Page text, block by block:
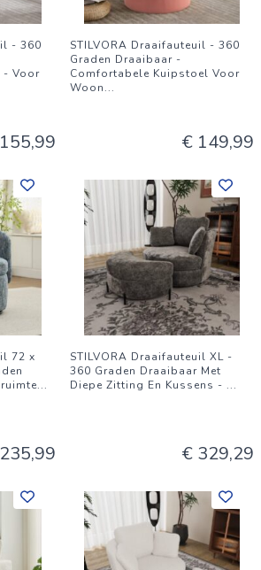
- 360
- Voor
STILVORA Draaifauteuil - 360
Graden Draaibaar -
Comfortabele Kuipstoel Voor
Woon...
€ 149,99
72 x
...
STILVORA Draaifauteuil XL -
360 Graden Draaibaar Met
Diepe Zitting En Kussens - ...
€ 329,29